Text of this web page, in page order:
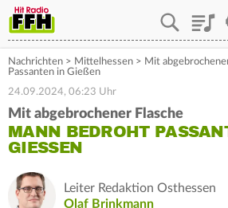
Nachrichten > Mittelhessen > Mit
Passanten in Gießen
24.09.2024, 06:23 Uhr
Mit abgebrochener Flasche
MANN BEDROHT
GIESSEN
Leiter Redaktion Osthessen
Olaf Brinkmann